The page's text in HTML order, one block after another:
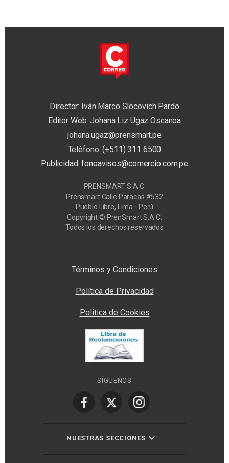
Director: Iván Marco Slocovich Pardo
Editor Web: Johana Liz Ugaz Oscanoa
johana.ugaz@prensmart.pe
Teléfono: (+511) 311 6500
Publicidad:fonoavisos@comercio.com.pe
PRENSMART S.A.C.
Prensmart Calle Paracas #532
Pueblo Libre, Lima - Perú
Copyright © PrenSmart S.A.C.
Todos los derechos reservados
Términos y Condiciones
Política de Privacidad
Politica de Cookies
SÍGUENOS
NUESTRAS SECCIONES